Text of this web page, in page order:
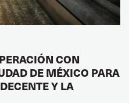
CON
DE MÉXICO PARA
Y LA